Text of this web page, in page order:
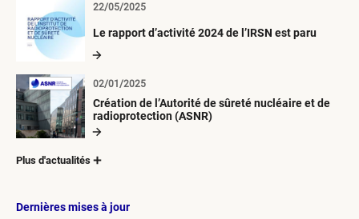
Le rapport d’activité 2024 de l’IRSN est paru
22/05/2025
Création de l’Autorité de sûreté nucléaire et de
radioprotection (ASNR)
02/01/2025
Plus d'actualités
Dernières mises à jour